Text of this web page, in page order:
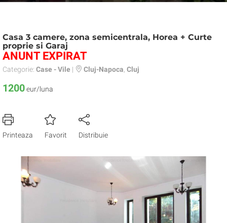
Casa 3 camere, zona semicentrala, Horea + Curte
proprie si Garaj
ANUNT EXPIRAT
Categorie: Case - Vile | Cluj-Napoca Cluj
1200eur/luna
Printeaza Favorit Distribuie